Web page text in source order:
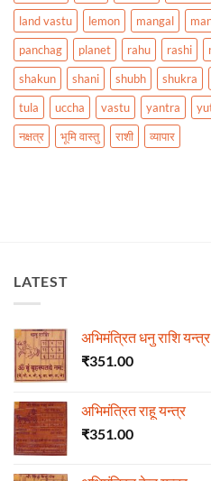
land vastu
lemon mangal
panchag
planet rahu rashi
shakun
shani shubh shukra
tula
uccha vastu yantra
नक्षत्र
भूमि वास्तु राशी व्यापार
LATEST
अभिमंत्रित धनु राशि यन्त्र
₹351.00
अभिमंत्रित राहू यन्त्र
₹351.00